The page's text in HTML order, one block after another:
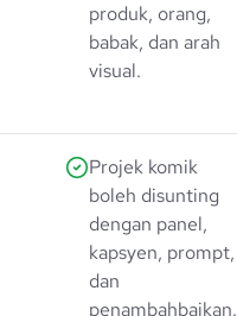
produk, orang,
babak, dan arah
visual.
Projek komik
boleh disunting
dengan panel,
kapsyen, prompt,
dan
penambahbaikan.